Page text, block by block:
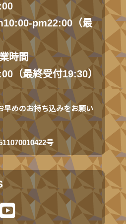
pm22:00（最
時間
（最終受付19:30）
早めのお持ち込みをお願い
号